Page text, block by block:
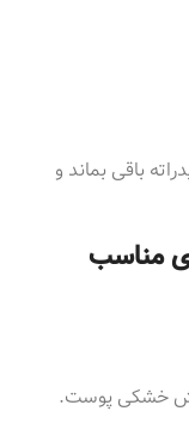
باقی بماند و
خشکی پوست.